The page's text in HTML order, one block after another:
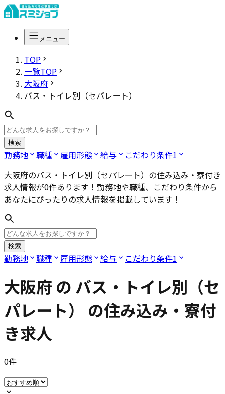
メニュー
TOP
一覧TOP
大阪府
バス・トイレ別（セパレート）
検索
勤務地 職種 雇用形態 給与 こだわり条件1
大阪府のバス・トイレ別（セパレート） の住み込み・寮付き
求人情報が0件あります！勤務地や職種、こだわり条件から
あなたにぴったりの求人情報を掲載しています！
検索
勤務地 職種 雇用形態 給与 こだわり条件1
大阪府 の バス・トイレ別（セ
パレート）
の住み込み・寮付
き求人
0件